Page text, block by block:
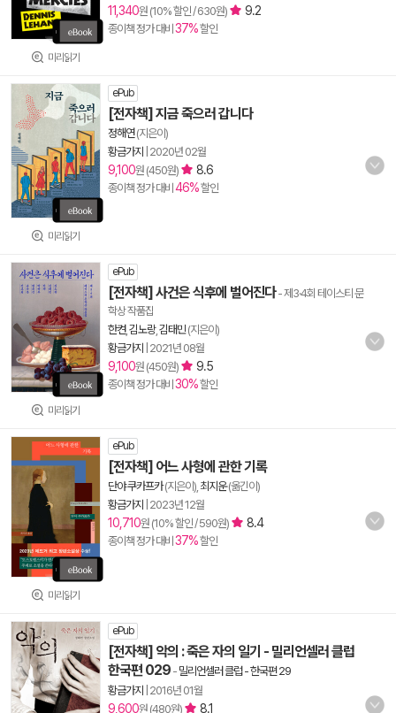
미리읽기
11,340원 (10% 할인 / 630원) 9.2
종이책 정가 대비 37%할인
미리읽기
ePub
[전자책] 지금 죽으러 갑니다
정해연(지은이)
황금가지
2020년 02월
9,100원 (450원) 8.6
종이책 정가 대비 46%할인
미리읽기
ePub
[전자책] 사건은 식후에 벌어진다- 제3·4회 테이스티 문
학상 작품집
한켠, 김노랑, 김태민(지은이)
황금가지
2021년 08월
9,100원 (450원) 9.5
종이책 정가 대비 30%할인
미리읽기
ePub
[전자책] 어느 사형에 관한 기록
단야 쿠카프카(지은이), 최지운(옮긴이)
황금가지
2023년 12월
10,710원 (10% 할인 / 590원) 8.4
종이책 정가 대비 37%할인
ePub
[전자책] 악의 : 죽은 자의 일기 - 밀리언셀러 클럽
한국편 029 - 밀리언셀러 클럽 - 한국편 29
황금가지
2016년 01월
9,600원 (480원) 8.1